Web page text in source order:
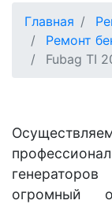
Главная
Ремонт
Fubag TI
огромный